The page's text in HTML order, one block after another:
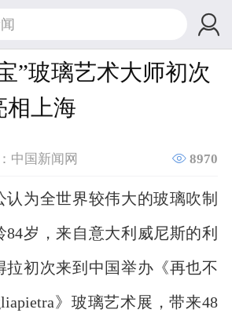

”玻璃艺术大师初次
相上海
中国新闻网  8970
认为全世界较伟大的玻璃吹制
84岁，来自意大利威尼斯的利
拉初次来到中国举办《再也不
》玻璃艺术展，带来48